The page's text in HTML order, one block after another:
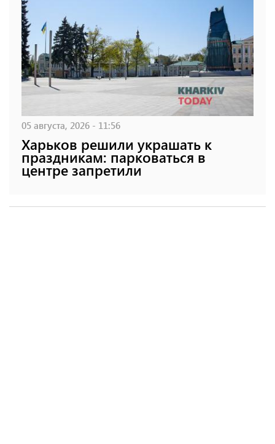
05 августа, 2026 - 11:56
Харьков решили украшать к
праздникам: парковаться в
центре запретили